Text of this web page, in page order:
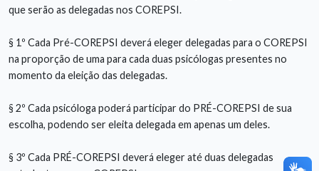
que serão as delegadas nos COREPSI.
§ 1º Cada Pré-COREPSI deverá eleger delegadas para o COREPSI
na proporção de uma para cada duas psicólogas presentes no
momento da eleição das delegadas.
§ 2º Cada psicóloga poderá participar do PRÉ-COREPSI de sua
escolha, podendo ser eleita delegada em apenas um deles.
§ 3º Cada PRÉ-COREPSI deverá eleger até duas delegadas